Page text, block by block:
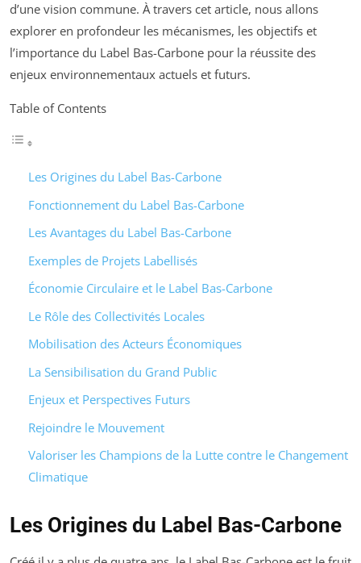
d’une vision commune. À travers cet article, nous allons
explorer en profondeur les mécanismes, les objectifs et
l’importance du Label Bas-Carbone pour la réussite des
enjeux environnementaux actuels et futurs.
Table of Contents
Les Origines du Label Bas-Carbone
Fonctionnement du Label Bas-Carbone
Les Avantages du Label Bas-Carbone
Exemples de Projets Labellisés
Économie Circulaire et le Label Bas-Carbone
Le Rôle des Collectivités Locales
Mobilisation des Acteurs Économiques
La Sensibilisation du Grand Public
Enjeux et Perspectives Futurs
Rejoindre le Mouvement
Valoriser les Champions de la Lutte contre le Changement
Climatique
Les Origines du Label Bas-Carbone